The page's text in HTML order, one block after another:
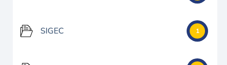
SIGEC 1